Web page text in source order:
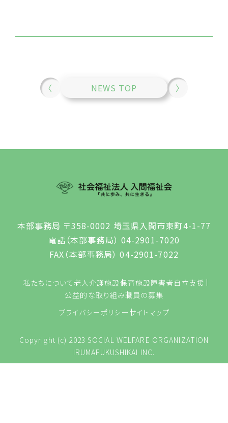
〈 NEWS TOP 〉
本部事務局 〒358-0002 埼玉県入間市東町4-1-77
電話（本部事務局） 04-2901-7020
FAX（本部事務局） 04-2901-7022
私たちについて老人介護施設保育施設障害者自立支援
公益的な取り組み職員の募集
プライバシーポリシー サイトマップ
Copyright (c) 2023 SOCIAL WELFARE ORGANIZATION
IRUMAFUKUSHIKAI INC.